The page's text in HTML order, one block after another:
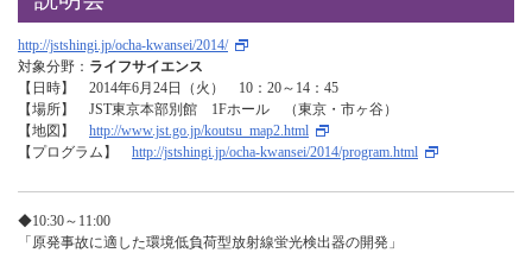
http://jstshingi.jp/ocha-kwansei/2014/
対象分野： ライフサイエンス
【日時】 2014年6月24日（火） 10：20～14：45
【場所】 JST東京本部別館 1Fホール （東京・市ヶ谷）
【地図】 http://www.jst.go.jp/koutsu_map2.html
【プログラム】 http://jstshingi.jp/ocha-kwansei/2014/program.html
◆10:30～11:00
「原発事故に適した環境低負荷型放射線蛍光検出器の開発」